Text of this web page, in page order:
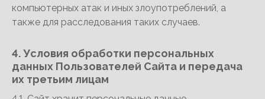
компьютерных атак и иных злоупотреблений, а
также для расследования таких случаев.
4. Условия обработки персональных
данных Пользователей Сайта и передача
их третьим лицам